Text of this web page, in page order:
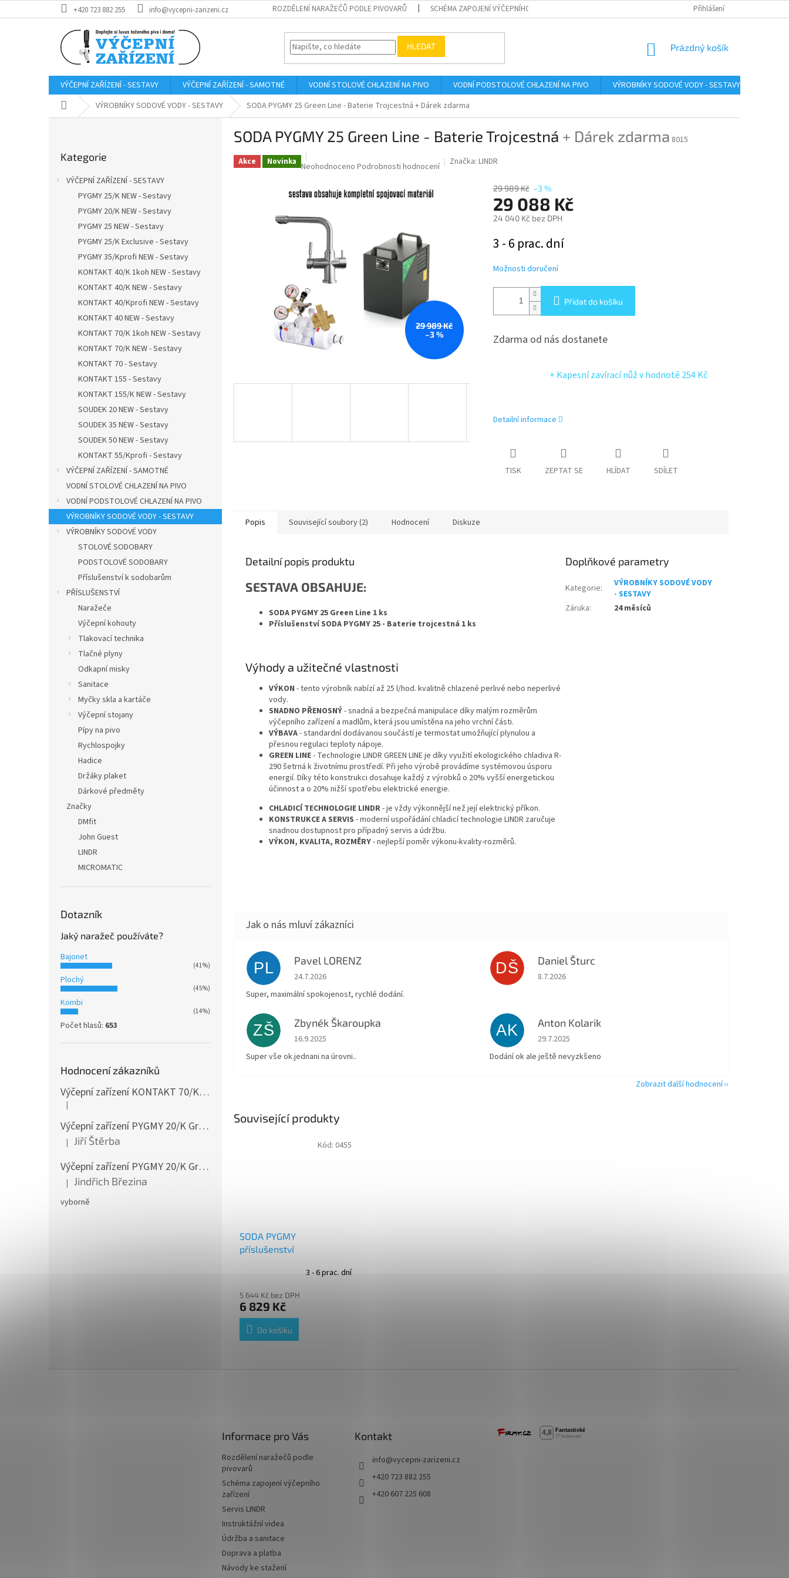
na
+420 723 882 255 info@vycepni-zarizeni.cz ROZDĚLENÍ NARAŽEČŮ PODLE PIVOVARŮ SCHÉMA ZAPOJENÍ VÝČEPNÍHO ZAŘÍZENÍ INSTRUKTÁŽNÍ VIDEA
Přihlášení
HLEDAT
NÁKUPNÍ
Prázdný košík
VÝČEPNÍ ZAŘÍZENÍ - SESTAVY VÝČEPNÍ ZAŘÍZENÍ - SAMOTNÉ VODNÍ STOLOVÉ CHLAZENÍ NA PIVO VODNÍ PODSTOLOVÉ CHLAZENÍ NA PIVO VÝROBNÍKY SODOVÉ VODY - SESTAVY
Domů VÝROBNÍKY SODOVÉ VODY - SESTAVY SODA PYGMY 25 Green Line - Baterie Trojcestná + Dárek zdarma
kategorie
Kategorie
VÝČEPNÍ ZAŘÍZENÍ - SESTAVY
PYGMY 25/K NEW - Sestavy
PYGMY 20/K NEW - Sestavy
PYGMY 25 NEW - Sestavy
PYGMY 25/K Exclusive - Sestavy
PYGMY 35/Kprofi NEW - Sestavy
KONTAKT 40/K 1koh NEW - Sestavy
KONTAKT 40/K NEW - Sestavy
KONTAKT 40/Kprofi NEW - Sestavy
KONTAKT 40 NEW - Sestavy
KONTAKT 70/K 1koh NEW - Sestavy
KONTAKT 70/K NEW - Sestavy
KONTAKT 70 - Sestavy
KONTAKT 155 - Sestavy
KONTAKT 155/K NEW - Sestavy
SOUDEK 20 NEW - Sestavy
SOUDEK 35 NEW - Sestavy
SOUDEK 50 NEW - Sestavy
KONTAKT 55/Kprofi - Sestavy
VÝČEPNÍ ZAŘÍZENÍ - SAMOTNÉ
VODNÍ STOLOVÉ CHLAZENÍ NA PIVO
VODNÍ PODSTOLOVÉ CHLAZENÍ NA PIVO
VÝROBNÍKY SODOVÉ VODY - SESTAVY
VÝROBNÍKY SODOVÉ VODY
STOLOVÉ SODOBARY
PODSTOLOVÉ SODOBARY
Příslušenství k sodobarům
PŘÍSLUŠENSTVÍ
Naražeče
Výčepní kohouty
Tlakovací technika
Tlačné plyny
Odkapní misky
Sanitace
Myčky skla a kartáče
Výčepní stojany
Pípy na pivo
Rychlospojky
Hadice
Držáky plaket
Dárkové předměty
Značky
DMfit
John Guest
LINDR
MICROMATIC
Dotazník
Jaký naražeč používáte?
Bajonet
(41%)
Plochý
(45%)
Kombi
(14%)
Počet hlasů: 653
Hodnocení zákazníků
Výčepní zařízení KONTAKT 70/K Green Line 1koh NEW komplet 2x naražeč
Hodnocení produktu je 4 z 5 hvězdiček.
|
Výčepní zařízení PYGMY 20/K Green Line NEW komplet 2 x naražeč
Hodnocení produktu je 5 z 5 hvězdiček.
| Jiří Štěrba
Výčepní zařízení PYGMY 20/K Green Line NEW komplet 2 x naražeč
Hodnocení produktu je 5 z 5 hvězdiček.
| Jindřich Březina
vyborně
SODA PYGMY 25 Green Line - Baterie Trojcestná + Dárek zdarma 8015
Akce Novinka Průměrné
produktu
je
z
hvězdiček.
Neohodnoceno Podrobnosti hodnocení Značka: LINDR
29 989 Kč
–3 %
29 989 Kč –3 %
29 088 Kč
24 040 Kč bez DPH
cena:
3 - 6 prac. dní
Možnosti doručení
Přidat do košíku
Zdarma od nás dostanete
+ Kapesní zavírací nůžv hodnotě 254 Kč
Detailní informace
TISK ZEPTAT SE HLÍDAT SDÍLET
Související produkty
SODA PYGMY
příslušenství
3 - 6 prac. dní
5 644 Kč bez DPH
6 829 Kč
Do košíku
Kód: 0455
Popis Související soubory (2) Hodnocení Diskuze
Detailní popis produktu
SESTAVA OBSAHUJE:
SODA PYGMY 25 Green Line 1 ks
Příslušenství SODA PYGMY 25 - Baterie trojcestná 1 ks
Výhody a užitečné vlastnosti
VÝKON - tento výrobník nabízí až 25 l/hod. kvalitně chlazené perlivé nebo neperlivé
vody.
SNADNO PŘENOSNÝ- snadná a bezpečná manipulace díky malým rozměrům
výčepního zařízení a madlům, která jsou umístěna na jeho vrchní části.
VÝBAVA- standardní dodávanou součástí je termostat umožňující plynulou a
přesnou regulaci teploty nápoje.
GREEN LINE- Technologie LINDR GREEN LINE je díky využití ekologického chladiva R-
290 šetrná k životnímu prostředí. Při jeho výrobě provádíme systémovou úsporu
energií. Díky této konstrukci dosahuje každý z výrobků o 20% vyšší energetickou
účinnost a o 20% nižší spotřebu elektrické energie.
CHLADICÍ TECHNOLOGIE LINDR- je vždy výkonnější než její elektrický příkon.
KONSTRUKCE A SERVIS - moderní uspořádání chladicí technologie LINDR zaručuje
snadnou dostupnost pro případný servis a údržbu.
VÝKON, KVALITA, ROZMĚRY- nejlepší poměr výkonu-kvality-rozměrů.
Doplňkové parametry
Kategorie:
VÝROBNÍKY SODOVÉ VODY
- SESTAVY
Záruka: 24 měsíců
PL Pavel LORENZ
Hodnocení obchodu je 5 z 5 hvězdiček.
24.7.2026
Super, maximální spokojenost, rychlé dodání.
DŠ Daniel Šturc
Hodnocení obchodu je 5 z 5 hvězdiček.
8.7.2026
ZŠ Zbynék Škaroupka
Hodnocení obchodu je 5 z 5 hvězdiček.
16.9.2025
Super vše ok.jednani na úrovni..
AK Anton Kolarik
Hodnocení obchodu je 5 z 5 hvězdiček.
29.7.2025
Dodání ok ale ještě nevyzkšeno
Zobrazit další hodnocení
Informace pro Vás
Rozdělení naražečů podle
pivovarů
Schéma zapojení výčepního
zařízení
Servis LINDR
Instruktážní videa
Údržba a sanitace
Doprava a platba
Návody ke stažení
Kontakt
info@vycepni-zarizeni.cz
+420 723 882 255
+420 607 225 608